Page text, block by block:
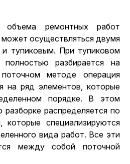
ремонтных работ
осуществляться двумя
тупиковым. При тупиковом
разбирается на
методе операция
на ряд элементов, которые
порядке. В этом
распределяется по
которые специализируются
вида работ. Все эти
между собой поточной